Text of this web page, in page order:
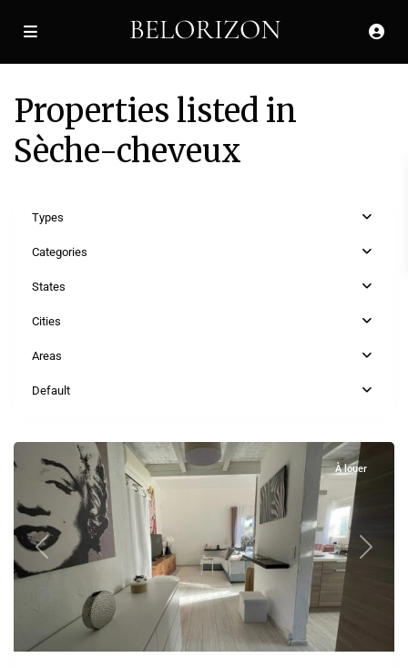
Properties listed in
Sèche-cheveux
Types
Categories
States
Cities
Areas
Default
Côte
St
Previous Next
À louer